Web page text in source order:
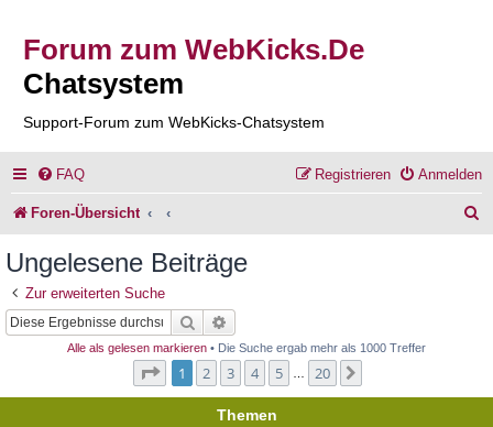
Forum zum WebKicks.De
Chatsystem
Support-Forum zum WebKicks-Chatsystem
FAQ Anmelden
Registrieren
Foren-Übersicht
Ungelesene Beiträge
Zur erweiterten Suche
Suche
Alle als gelesen markieren • Die Suche ergab mehr als 1000 Treffer
Seite von
1 2 3 4 5 20
Themen